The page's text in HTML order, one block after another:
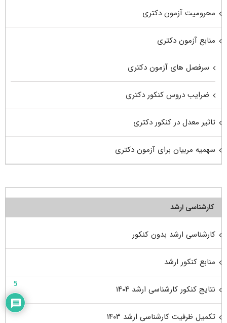
محرومیت آزمون دکتری
منابع آزمون دکتری
سرفصل های آزمون دکتری
ضرایب دروس کنکور دکتری
تاثیر معدل در کنکور دکتری
سهمیه مربیان برای آزمون دکتری
کارشناسی ارشد
کارشناسی ارشد بدون کنکور
منابع کنکور ارشد
نتایج کنکور کارشناسی ارشد ۱۴۰۴
تکمیل ظرفیت کارشناسی ارشد ۱۴۰۳
5